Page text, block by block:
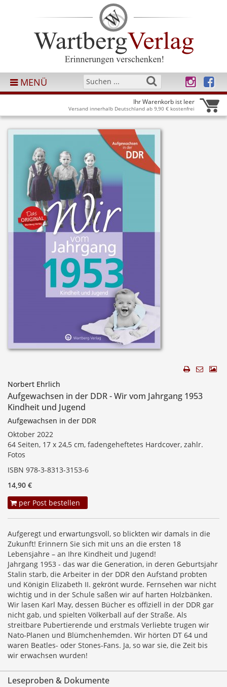
MENÜ
Ihr Warenkorb ist leer
Versand innerhalb Deutschland ab 9,90 € kostenfrei
Norbert Ehrlich
Aufgewachsen in der DDR - Wir vom Jahrgang 1953
Kindheit und Jugend
Aufgewachsen in der DDR
Oktober 2022
64 Seiten, 17 x 24,5 cm, fadengeheftetes Hardcover, zahlr.
Fotos
ISBN 978-3-8313-3153-6
14,90 €
per Post bestellen
Aufgeregt und erwartungsvoll, so blickten wir damals in die
Zukunft! Erinnern Sie sich mit uns an die ersten 18
Lebensjahre – an Ihre Kindheit und Jugend!
Jahrgang 1953 - das war die Generation, in deren Geburtsjahr
Stalin starb, die Arbeiter in der DDR den Aufstand probten
und Königin Elizabeth II. gekrönt wurde. Fernsehen war nicht
wichtig und in der Schule saßen wir auf harten Holzbänken.
Wir lasen Karl May, dessen Bücher es offiziell in der DDR gar
nicht gab, und spielten Völkerball auf der Straße. Als
streitbare Pubertierende und erstmals Verliebte trugen wir
Nato-Planen und Blümchenhemden. Wir hörten DT 64 und
waren Beatles- oder Stones-Fans. Ja, so war sie, die Zeit bis
wir erwachsen wurden!
Leseproben & Dokumente